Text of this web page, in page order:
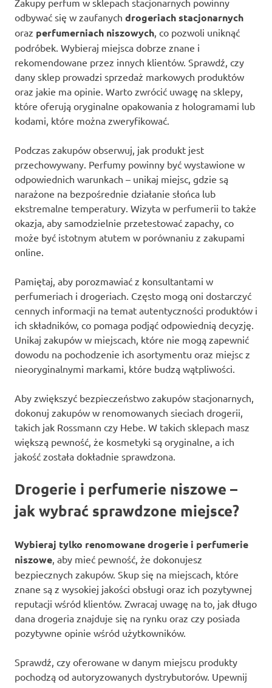
Zakupy perfum w sklepach stacjonarnych powinny
odbywać się w zaufanych drogeriach stacjonarnych
oraz perfumerniach niszowych, co pozwoli uniknąć
podróbek. Wybieraj miejsca dobrze znane i
rekomendowane przez innych klientów. Sprawdź, czy
dany sklep prowadzi sprzedaż markowych produktów
oraz jakie ma opinie. Warto zwrócić uwagę na sklepy,
które oferują oryginalne opakowania z hologramami lub
kodami, które można zweryfikować.
Podczas zakupów obserwuj, jak produkt jest
przechowywany. Perfumy powinny być wystawione w
odpowiednich warunkach – unikaj miejsc, gdzie są
narażone na bezpośrednie działanie słońca lub
ekstremalne temperatury. Wizyta w perfumerii to także
okazja, aby samodzielnie przetestować zapachy, co
może być istotnym atutem w porównaniu z zakupami
online.
Pamiętaj, aby porozmawiać z konsultantami w
perfumeriach i drogeriach. Często mogą oni dostarczyć
cennych informacji na temat autentyczności produktów i
ich składników, co pomaga podjąć odpowiednią decyzję.
Unikaj zakupów w miejscach, które nie mogą zapewnić
dowodu na pochodzenie ich asortymentu oraz miejsc z
nieoryginalnymi markami, które budzą wątpliwości.
Aby zwiększyć bezpieczeństwo zakupów stacjonarnych,
dokonuj zakupów w renomowanych sieciach drogerii,
takich jak Rossmann czy Hebe. W takich sklepach masz
większą pewność, że kosmetyki są oryginalne, a ich
jakość została dokładnie sprawdzona.
Drogerie i perfumerie niszowe –
jak wybrać sprawdzone miejsce?
Wybieraj tylko renomowane drogerie i perfumerie
niszowe, aby mieć pewność, że dokonujesz
bezpiecznych zakupów. Skup się na miejscach, które
znane są z wysokiej jakości obsługi oraz ich pozytywnej
reputacji wśród klientów. Zwracaj uwagę na to, jak długo
dana drogeria znajduje się na rynku oraz czy posiada
pozytywne opinie wśród użytkowników.
Sprawdź, czy oferowane w danym miejscu produkty
pochodzą od autoryzowanych dystrybutorów. Upewnij